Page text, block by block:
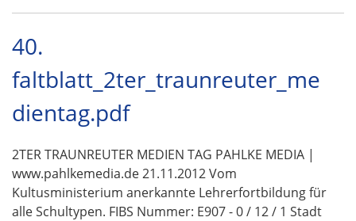
40.
faltblatt_2ter_traunreuter_me
dientag.pdf
2TER TRAUNREUTER MEDIEN TAG PAHLKE MEDIA |
www.pahlkemedia.de 21.11.2012 Vom
Kultusministerium anerkannte Lehrerfortbildung für
alle Schultypen. FIBS Nummer: E907 - 0 / 12 / 1 Stadt